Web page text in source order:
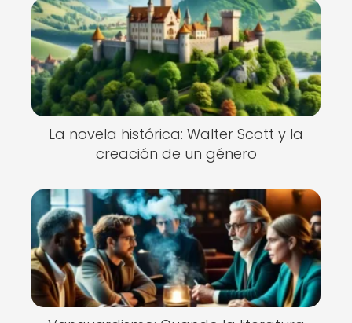
La novela histórica: Walter Scott y la
creación de un género